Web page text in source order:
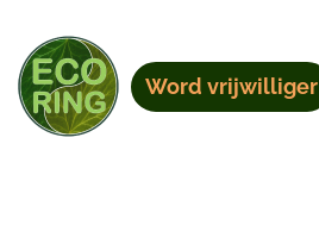
Word vrijwilliger